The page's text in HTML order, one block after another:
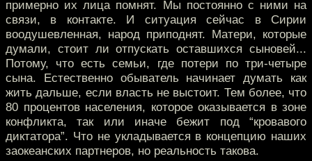
примерно их лица помнят. Мы постоянно с ними на
связи, в контакте. И ситуация сейчас в Сирии
воодушевленная, народ приподнят. Матери, которые
думали, стоит ли отпускать оставшихся сыновей...
Потому, что есть семьи, где потери по три-четыре
сына. Естественно обыватель начинает думать как
жить дальше, если власть не выстоит. Тем более, что
80 процентов населения, которое оказывается в зоне
конфликта, так или иначе бежит под “кровавого
диктатора”. Что не укладывается в концепцию наших
заокеанских партнеров, но реальность такова.